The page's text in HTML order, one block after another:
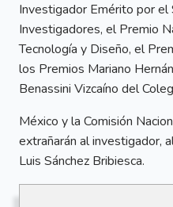
Investigador Emérito por el
Investigadores, el Premio
Tecnología y Diseño, el
los Premios Mariano
Benassini Vizcaíno del
México y la Comisión
extrañarán al investigador,
Luis Sánchez Bribiesca.